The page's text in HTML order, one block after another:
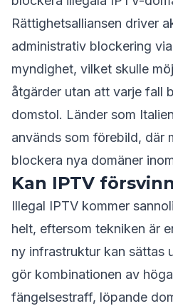
Rättighetsalliansen driver
administrativ blockering
myndighet, vilket skulle
åtgärder utan att varje fall
domstol. Länder som
används som förebild, där
blockera nya domäner
Kan IPTV
Illegal IPTV kommer
helt, eftersom tekniken är
ny infrastruktur kan sättas
gör kombinationen av
fängelsestraff, löpande